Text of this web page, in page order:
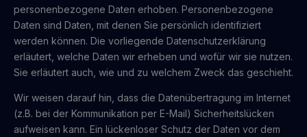
personenbezogene Daten erhoben. Personenbezogene
Daten sind Daten, mit denen Sie persönlich identifiziert
werden können. Die vorliegende Datenschutzerklärung
erläutert, welche Daten wir erheben und wofür wir sie nutzen.
Sie erläutert auch, wie und zu welchem Zweck das geschieht.
Wir weisen darauf hin, dass die Datenübertragung im Internet
(z.B. bei der Kommunikation per E-Mail) Sicherheitslücken
aufweisen kann. Ein lückenloser Schutz der Daten vor dem